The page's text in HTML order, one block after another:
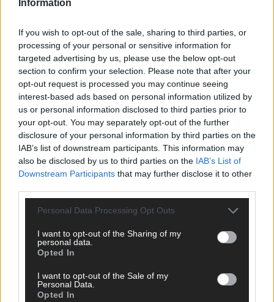
Information
If you wish to opt-out of the sale, sharing to third parties, or
processing of your personal or sensitive information for
targeted advertising by us, please use the below opt-out
section to confirm your selection. Please note that after your
opt-out request is processed you may continue seeing
interest-based ads based on personal information utilized by
us or personal information disclosed to third parties prior to
your opt-out. You may separately opt-out of the further
disclosure of your personal information by third parties on the
IAB’s list of downstream participants. This information may
also be disclosed by us to third parties on the IAB’s List of
Downstream Participants that may further disclose it to other
Personal Data Processing Opt Outs
I want to opt-out of the Sharing of my
personal data.
Opted In
I want to opt-out of the Sale of my
Personal Data.
Opted In
SCHNELL ZUM RESSORT
Nachrichten
Wirtschaft
Ratgeber